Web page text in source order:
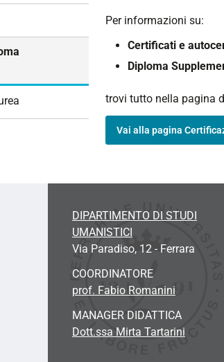
Per informazioni su:
Certificati e
Diploma
trovi tutto nella pagina
Vai alla pagina
DIPARTIMENTO DI STUDI
UMANISTICI
Via Paradiso, 12 - Ferrara
COORDINATORE
prof. Fabio Romanini
MANAGER DIDATTICA
Dott.ssa Mirta Tartarini